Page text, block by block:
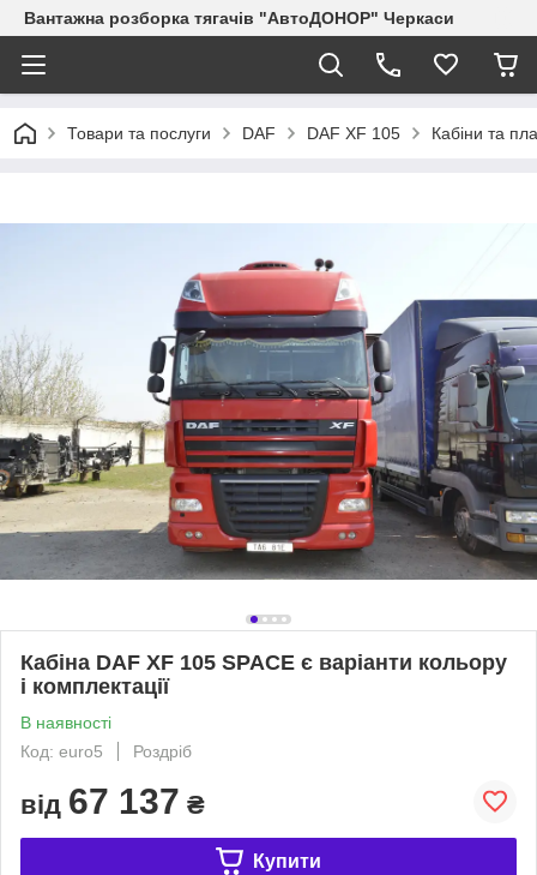
Вантажна розборка тягачів "АвтоДОНОР" Черкаси
Товари та послуги DAF DAF XF 105 Кабіни та
Кабіна DAF XF 105 SPACE є варіанти кольору
і комплектації
В наявності
Код: euro5
Роздріб
від 67 137 ₴
Купити